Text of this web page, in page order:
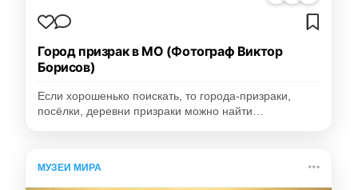
Город призрак в МО (Фотограф Виктор
Борисов)
Если хорошенько поискать, то города-призраки,
посёлки, деревни призраки можно найти…
МУЗЕИ МИРА